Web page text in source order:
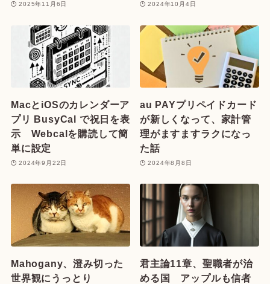
2025年11月6日 2024年10月4日
MacとiOSのカレンダーア
プリ BusyCal で祝日を表
示 Webcalを購読して簡
単に設定
2024年9月22日
au PAYプリペイドカード
が新しくなって、家計管
理がますますラクになっ
た話
2024年8月8日
Mahogany、澄み切った
世界観にうっとり
君主論11章、聖職者が治
める国 アップルも信者